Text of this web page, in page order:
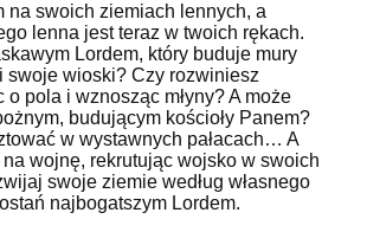
na swoich ziemiach lennych, a
lenna jest teraz w twoich rękach.
Lordem, który buduje mury
swoje wioski? Czy rozwiniesz
o pola i wznosząc młyny? A może
budującym kościoły Panem?
w wystawnych pałacach… A
wojnę, rekrutując wojsko w swoich
swoje ziemie według własnego
najbogatszym Lordem.